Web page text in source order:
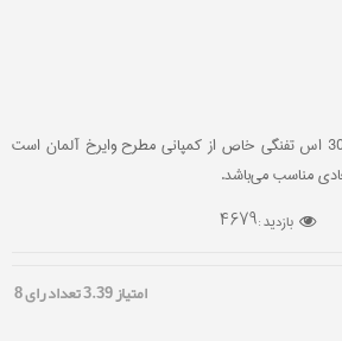
تفنگ بادی فنر پیستون وایرخ 30 اس تفنگی خاص از کمپانی مطرح وایرخ آلمان است
مناسب می‌باشد.
بازدید :4679
امتیاز3.39تعداد رای8